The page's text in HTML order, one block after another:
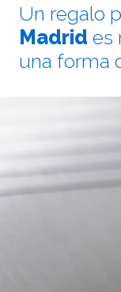
Un regalo
Madrid es
una forma